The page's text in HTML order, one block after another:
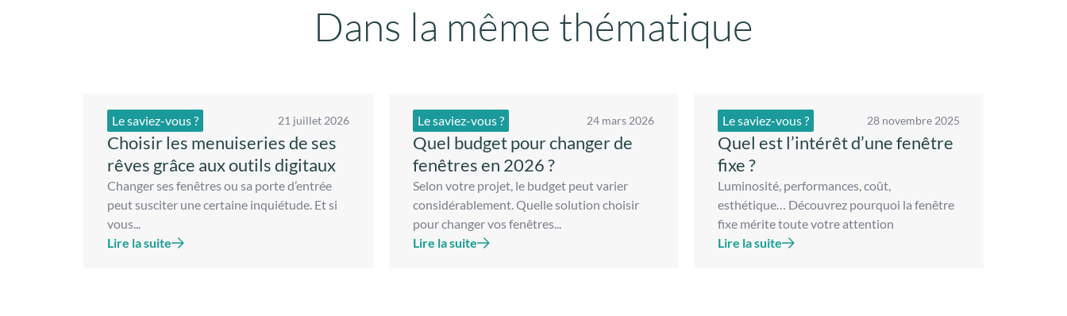
Dans la même thématique
Le saviez-vous ? 21 juillet 2026
Choisir les menuiseries de ses
rêves grâce aux outils digitaux
Changer ses fenêtres ou sa porte d’entrée
peut susciter une certaine inquiétude. Et si
vous...
Lire la suite
Le saviez-vous ? 24 mars 2026
Quel budget pour changer de
fenêtres en 2026 ?
Selon votre projet, le budget peut varier
considérablement. Quelle solution choisir
pour changer vos fenêtres...
Lire la suite
Le saviez-vous ? 28 novembre 2025
Quel est l’intérêt d’une fenêtre
fixe ?
Luminosité, performances, coût,
esthétique… Découvrez pourquoi la fenêtre
fixe mérite toute votre attention
Lire la suite